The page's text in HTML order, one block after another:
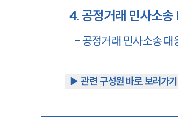
4. 공정거래 민사소
-공정거래 민사소송 대
▶︎ 관련 구성원 바로 보러가기